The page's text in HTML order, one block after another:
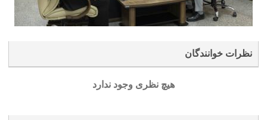
نظرات خوانندگان
هیچ نظری وجود ندارد